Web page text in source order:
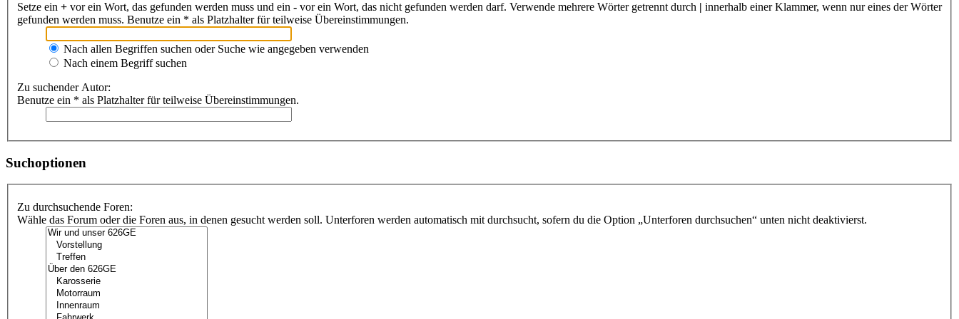
Setze ein + vor ein Wort, das gefunden werden muss und ein - vor ein Wort, das nicht gefunden werden darf. Verwende mehrere Wörter getrennt durch | innerhalb einer Klammer, wenn nur eines der Wörter
gefunden werden muss. Benutze ein * als Platzhalter für teilweise Übereinstimmungen.
Nach allen Begriffen suchen oder Suche wie angegeben verwenden
Nach einem Begriff suchen
Zu suchender Autor:
Benutze ein * als Platzhalter für teilweise Übereinstimmungen.
Suchoptionen
Zu durchsuchende Foren:
Wähle das Forum oder die Foren aus, in denen gesucht werden soll. Unterforen werden automatisch mit durchsucht, sofern du die Option „Unterforen durchsuchen“ unten nicht deaktivierst.